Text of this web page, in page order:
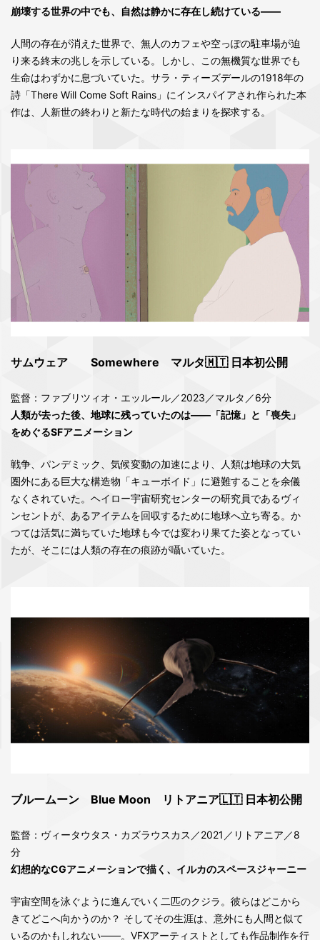
崩壊する世界の中でも、自然は静かに存在し続けている――
人間の存在が消えた世界で、無人のカフェや空っぽの駐車場が迫
り来る終末の兆しを示している。しかし、この無機質な世界でも
生命はわずかに息づいていた。サラ・ティーズデールの1918年の
詩「There Will Come Soft Rains」にインスパイアされ作られた本
作は、人新世の終わりと新たな時代の始まりを探求する。
サムウェア Somewhere マルタ🇲🇹 日本初公開
監督：ファブリツィオ・エッルール／2023／マルタ／6分
人類が去った後、地球に残っていたのは――「記憶」と「喪失」
をめぐるSFアニメーション
戦争、パンデミック、気候変動の加速により、人類は地球の大気
圏外にある巨大な構造物「キューボイド」に避難することを余儀
なくされていた。ヘイロー宇宙研究センターの研究員であるヴィ
ンセントが、あるアイテムを回収するために地球へ立ち寄る。か
つては活気に満ちていた地球も今では変わり果てた姿となってい
たが、そこには人類の存在の痕跡が囁いていた。
ブルームーン Blue Moon リトアニア🇱🇹 日本初公開
監督：ヴィータウタス・カズラウスカス／2021／リトアニア／8
分
幻想的なCGアニメーションで描く、イルカのスペースジャーニー
宇宙空間を泳ぐように進んでいく二匹のクジラ。彼らはどこから
きてどこへ向かうのか？ そしてその生涯は、意外にも人間と似て
いるのかもしれない――。VFXアーティストとしても作品制作を行